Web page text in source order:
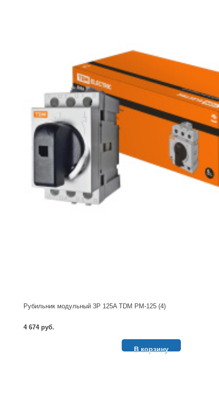
Рубильник модульный 3P 125A TDM РМ-125 (4)
4 674 руб.
В корзину